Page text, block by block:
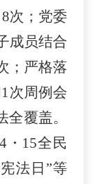
8次；党委
成员结合
；严格落
1 次周例会
覆盖。
・ 15全民
法日 ”等